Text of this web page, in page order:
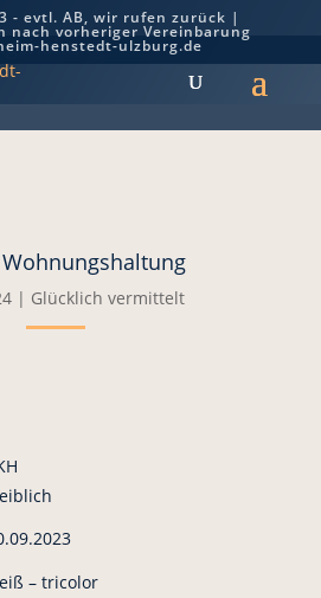
- evtl. AB, wir rufen zurück |
nach vorheriger Vereinbarung
henstedt-ulzburg.de
| Glücklich vermittelt
– tricolor